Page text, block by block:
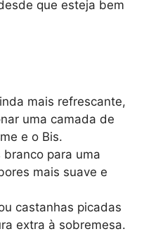
que esteja bem
mais refrescante,
uma camada de
e o Bis.
branco para uma
mais suave e
castanhas picadas
extra à sobremesa.